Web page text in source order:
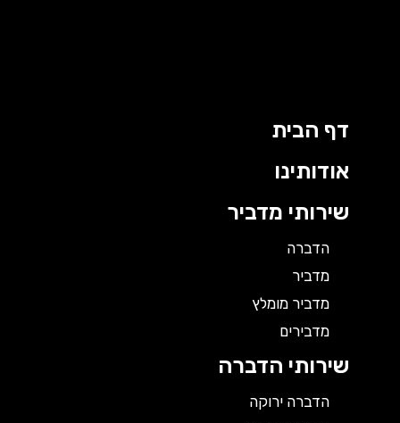
דף הבית
אודותינו
שירותי מדביר
הדברה
מדביר
מדביר מומלץ
מדבירים
שירותי הדברה
הדברה ירוקה